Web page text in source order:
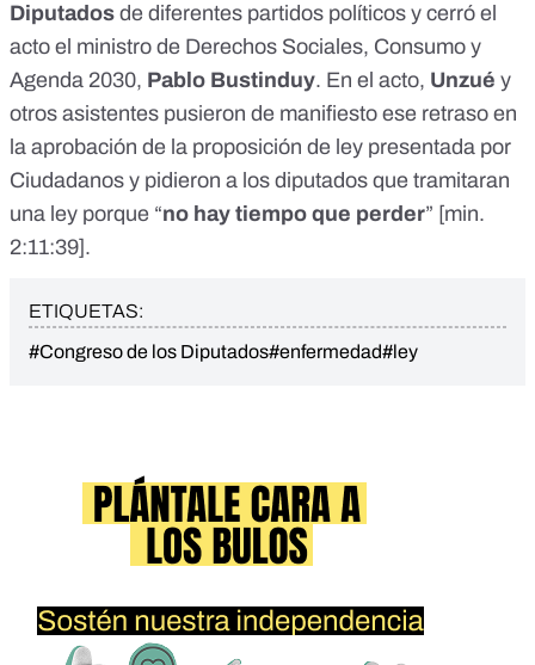
Diputados de diferentes partidos políticos y cerró el
acto el ministro de Derechos Sociales, Consumo y
Agenda 2030, Pablo Bustinduy. En el acto, Unzué y
otros asistentes pusieron de manifiesto ese retraso en
la aprobación de la proposición de ley presentada por
Ciudadanos y pidieron a los diputados que tramitaran
una ley porque “no hay tiempo que perder” [min.
2:11:39].
ETIQUETAS:
#Congreso de los Diputados#enfermedad#ley